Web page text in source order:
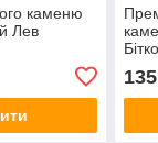
каменю
Лев